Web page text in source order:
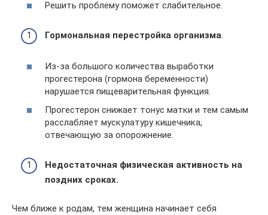
Решить проблему поможет слабительное.
Гормональная перестройка организма
Из-за большого количества выработки
прогестерона (гормона беременности)
нарушается пищеварительная функция.
Прогестерон снижает тонус матки и тем самым
расслабляет мускулатуру кишечника,
отвечающую за опорожнение.
Недостаточная физическая активность на
поздних сроках.
Чем ближе к родам, тем женщина начинает себя